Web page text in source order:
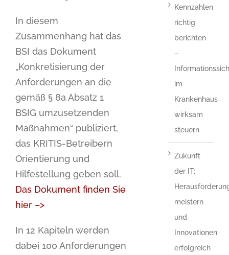
In diesem
Zusammenhang hat das
BSI das Dokument
„Konkretisierung der
Anforderungen an die
gemäß § 8a Absatz 1
BSIG umzusetzenden
Maßnahmen“ publiziert,
das KRITIS-Betreibern
Orientierung und
Hilfestellung geben soll.
Das Dokument finden Sie
hier –>
In 12 Kapiteln werden
dabei 100 Anforderungen
Kennzahlen
richtig
berichten
–
im
Krankenhaus
wirksam
steuern
Zukunft
der IT:
meistern
und
Innovationen
erfolgreich